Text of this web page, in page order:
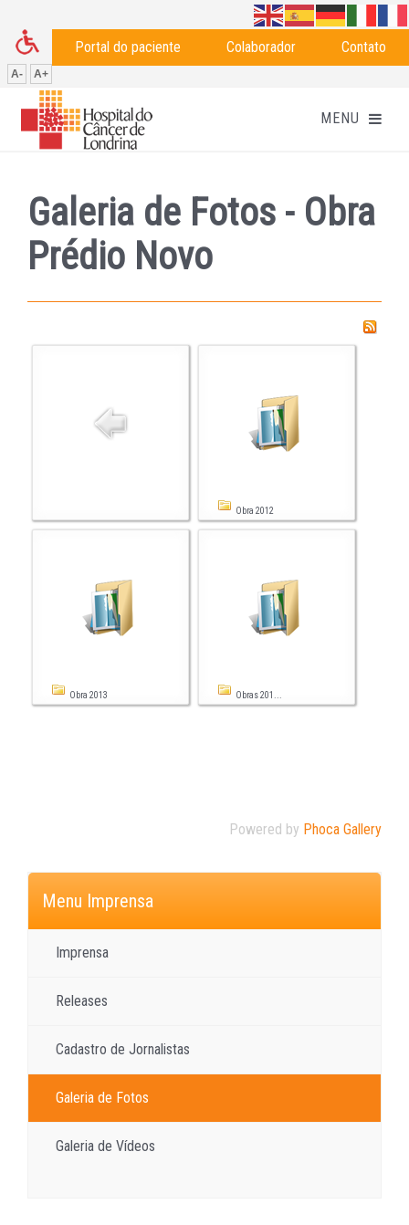
Portal do paciente Colaborador Contato
A- A+
Galeria de Fotos - Obra
Prédio Novo
Obra 2012
Obra 2013 Obras 201...
Powered by Phoca Gallery
Menu Imprensa
Imprensa
Releases
Cadastro de Jornalistas
Galeria de Fotos
Galeria de Vídeos